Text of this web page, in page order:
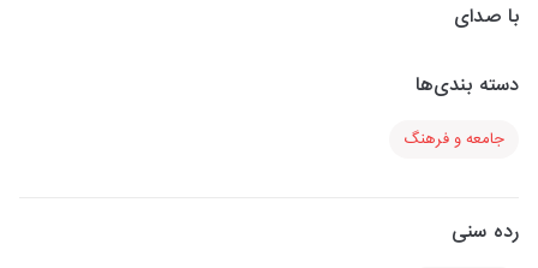
با صدای
دسته بندی‌ها
جامعه و فرهنگ
رده سنی